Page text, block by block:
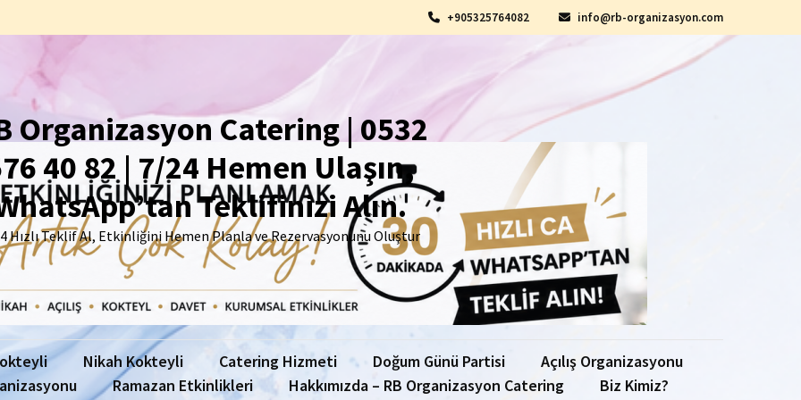
+905325764082 info@rb-organizasyon.com
Organizasyon Catering | 0532
40 82 | 7/24 Hemen Ulaşın,
Teklifinizi Alın.
Hızlı Teklif Al, Etkinliğini Hemen Planla ve Rezervasyonunu Oluştur
Nikah Kokteyli Catering Hizmeti Doğum Günü Partisi
Açılış Organizasyonu
Ramazan Etkinlikleri Hakkımızda – RB Organizasyon Catering
Biz Kimiz?